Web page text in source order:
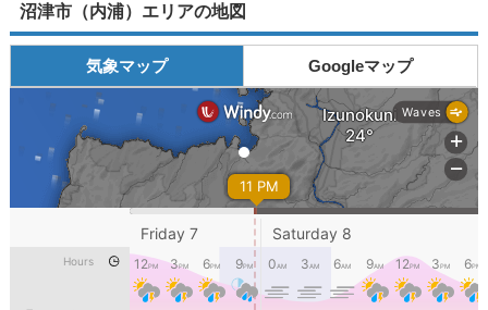
沼津市（内浦）エリアの地図
気象マップ Googleマップ